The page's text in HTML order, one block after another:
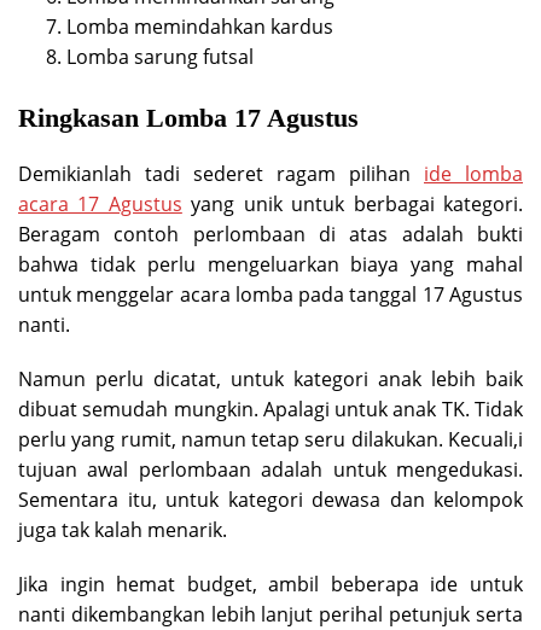
Lomba memindahkan kardus
Lomba sarung futsal
Ringkasan Lomba 17 Agustus
Demikianlah tadi sederet ragam pilihan ide lomba
acara 17 Agustus yang unik untuk berbagai kategori.
Beragam contoh perlombaan di atas adalah bukti
bahwa tidak perlu mengeluarkan biaya yang mahal
untuk menggelar acara lomba pada tanggal 17 Agustus
nanti.
Namun perlu dicatat, untuk kategori anak lebih baik
dibuat semudah mungkin. Apalagi untuk anak TK. Tidak
perlu yang rumit, namun tetap seru dilakukan. Kecuali,i
tujuan awal perlombaan adalah untuk mengedukasi.
Sementara itu, untuk kategori dewasa dan kelompok
juga tak kalah menarik.
Jika ingin hemat budget, ambil beberapa ide untuk
nanti dikembangkan lebih lanjut perihal petunjuk serta